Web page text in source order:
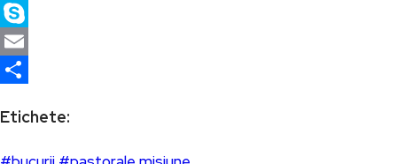
X
Skype
Email
Etichete: